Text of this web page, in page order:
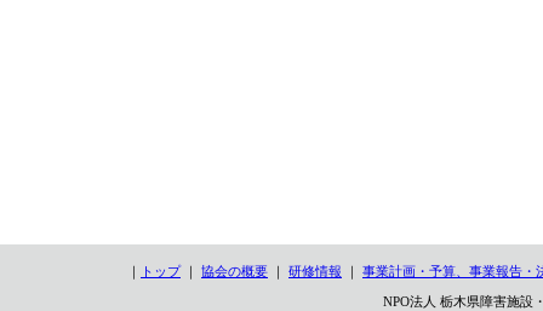
｜ トップ｜ 協会の概要 ｜ 研修情報 ｜ 事業計画・予算、事業報告・
NPO法人 栃木県障害施